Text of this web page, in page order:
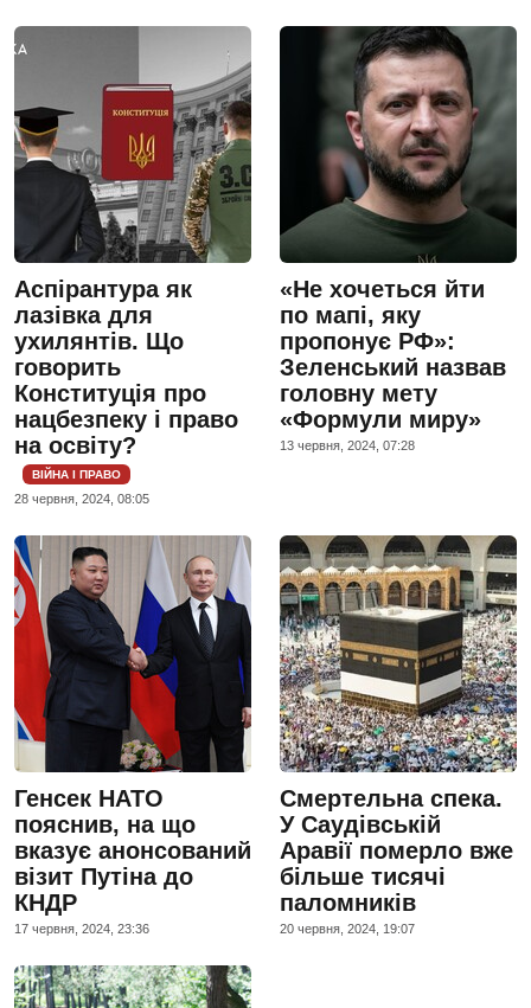
Аспірантура як
лазівка для
ухилянтів. Що
говорить
Конституція про
нацбезпеку і право
на освіту?
ВІЙНА І ПРАВО
28 червня, 2024, 08:05
«Не хочеться йти
по мапі, яку
пропонує РФ»:
Зеленський назвав
головну мету
«Формули миру»
13 червня, 2024, 07:28
Генсек НАТО
пояснив, на що
вказує анонсований
візит Путіна до
КНДР
17 червня, 2024, 23:36
Смертельна спека.
У Саудівській
Аравії померло вже
більше тисячі
паломників
20 червня, 2024, 19:07